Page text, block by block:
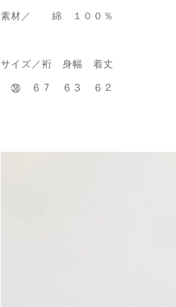
素材／ 綿 １００％
サイズ／裄 身幅 着丈
㊳ ６７ ６３ ６２